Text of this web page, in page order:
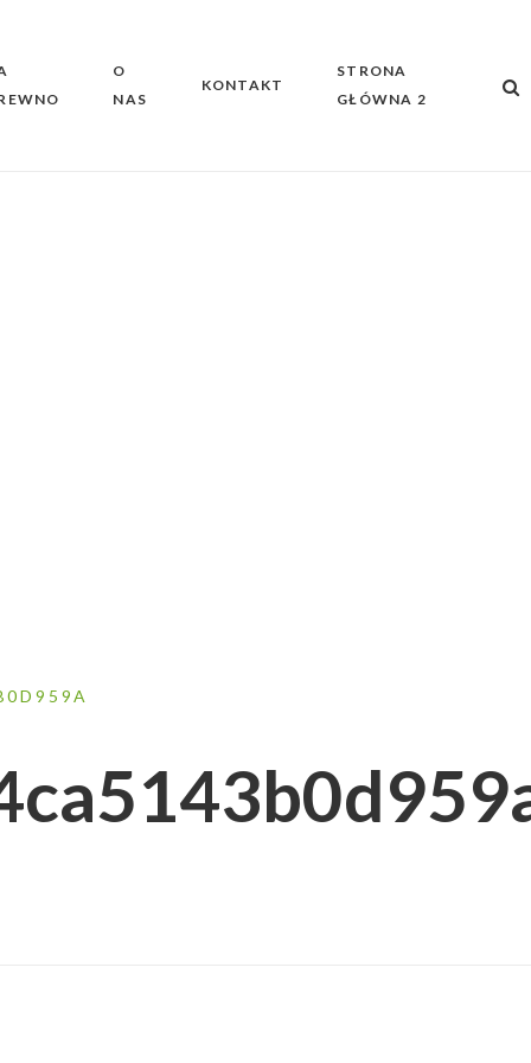
O
NAS
KONTAKT
STRONA
GŁÓWNA 2